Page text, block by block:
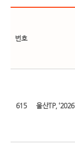
번호
615 울산TP,